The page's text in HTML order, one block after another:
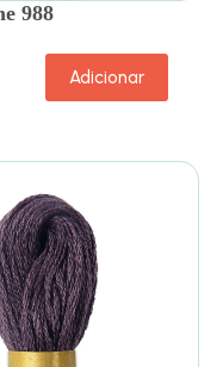
988
Adicionar